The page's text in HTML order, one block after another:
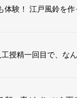
体験！ 江戸風鈴を作
授精一回目で、なん